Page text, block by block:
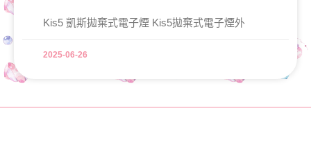
Kis5 凱斯拋棄式電子煙 Kis5拋棄式電子煙外
2025-06-26